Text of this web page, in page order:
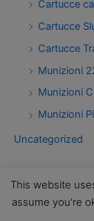
Cartucce
Cartucce
Cartucce
Munizioni
Munizioni
Munizioni
Uncategorized
This website
assume you're